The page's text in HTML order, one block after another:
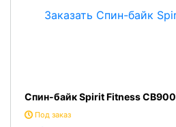
Спин-байк Spirit Fitness CB900
Под заказ